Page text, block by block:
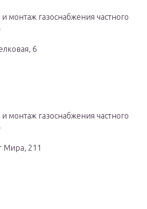
монтаж газоснабжения частного
6
монтаж газоснабжения частного
Мира, 211